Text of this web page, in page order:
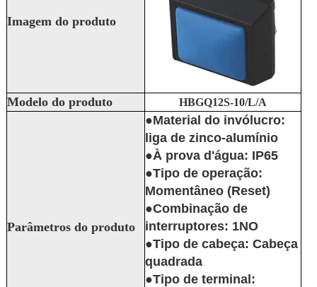
Imagem do produto
Modelo do produto HBGQ12S-10/L/A
Parâmetros do produto
●Material do invólucro:
liga de zinco-alumínio
●À prova d'água: IP65
●Tipo de operação:
Momentâneo (Reset)
●Combinação de
interruptores: 1NO
●Tipo de cabeça: Cabeça
quadrada
●Tipo de terminal: